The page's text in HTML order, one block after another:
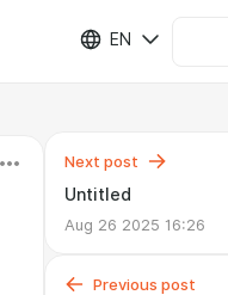
EN
Next post
Untitled
Aug 26 2025 16:26
Previous post